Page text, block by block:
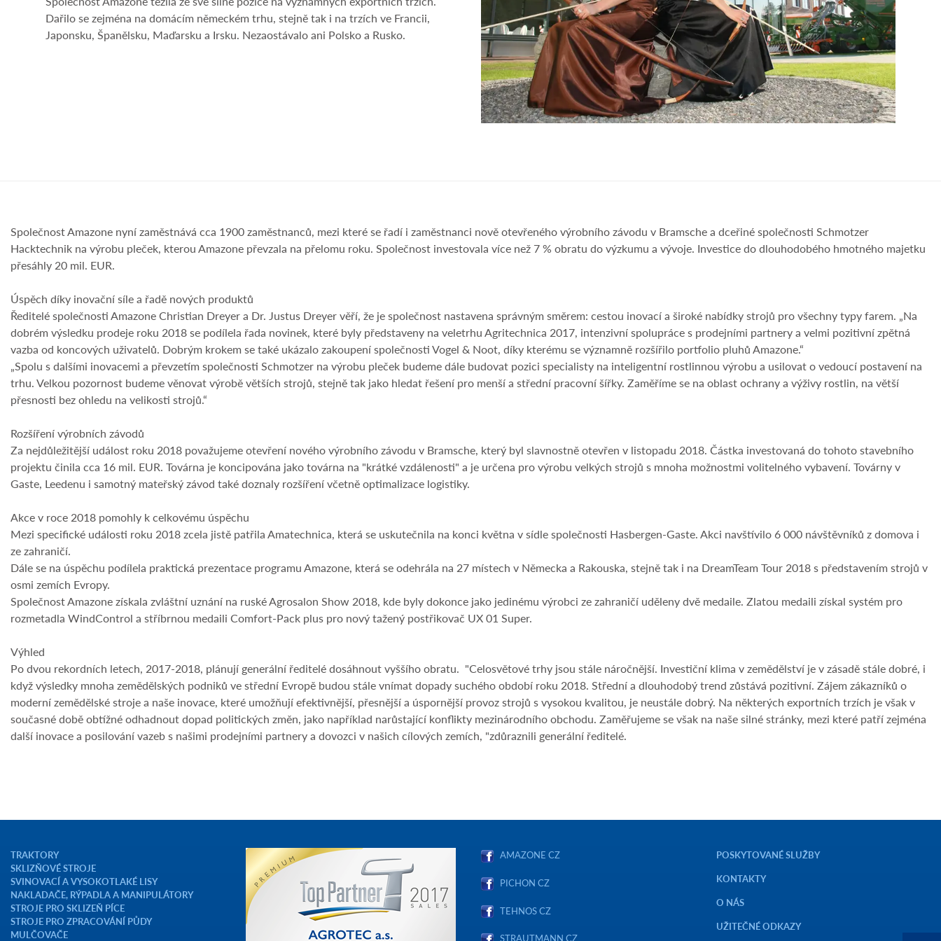
Dařilo se zejména na domácím německém trhu, stejně tak i na trzích ve Francii,
Japonsku, Španělsku, Maďarsku a Irsku. Nezaostávalo ani Polsko a Rusko.
Společnost Amazone nyní zaměstnává cca 1900 zaměstnanců, mezi které se řadí i zaměstnanci nově otevřeného výrobního závodu v Bramsche a dceřiné společnosti Schmotzer
Hacktechnik na výrobu pleček, kterou Amazone převzala na přelomu roku. Společnost investovala více než 7 % obratu do výzkumu a vývoje. Investice do dlouhodobého hmotného majetku
přesáhly 20 mil. EUR.
Úspěch díky inovační síle a řadě nových produktů
Ředitelé společnosti Amazone Christian Dreyer a Dr. Justus Dreyer věří, že je společnost nastavena správným směrem: cestou inovací a široké nabídky strojů pro všechny typy farem. „Na
dobrém výsledku prodeje roku 2018 se podílela řada novinek, které byly představeny na veletrhu Agritechnica 2017, intenzivní spolupráce s prodejními partnery a velmi pozitivní zpětná
vazba od koncových uživatelů. Dobrým krokem se také ukázalo zakoupení společnosti Vogel & Noot, díky kterému se významně rozšířilo portfolio pluhů Amazone.“
„Spolu s dalšími inovacemi a převzetím společnosti Schmotzer na výrobu pleček budeme dále budovat pozici specialisty na inteligentní rostlinnou výrobu a usilovat o vedoucí postavení na
trhu. Velkou pozornost budeme věnovat výrobě větších strojů, stejně tak jako hledat řešení pro menší a střední pracovní šířky. Zaměříme se na oblast ochrany a výživy rostlin, na větší
přesnosti bez ohledu na velikosti strojů.“
Rozšíření výrobních závodů
Za nejdůležitější událost roku 2018 považujeme otevření nového výrobního závodu v Bramsche, který byl slavnostně otevřen v listopadu 2018. Částka investovaná do tohoto stavebního
projektu činila cca 16 mil. EUR. Továrna je koncipována jako továrna na "krátké vzdálenosti" a je určena pro výrobu velkých strojů s mnoha možnostmi volitelného vybavení. Továrny v
Gaste, Leedenu i samotný mateřský závod také doznaly rozšíření včetně optimalizace logistiky.
Akce v roce 2018 pomohly k celkovému úspěchu
Mezi specifické události roku 2018 zcela jistě patřila Amatechnica, která se uskutečnila na konci května v sídle společnosti Hasbergen-Gaste. Akci navštívilo 6 000 návštěvníků z domova i
ze zahraničí.
Dále se na úspěchu podílela praktická prezentace programu Amazone, která se odehrála na 27 místech v Německa a Rakouska, stejně tak i na DreamTeam Tour 2018 s představením strojů v
osmi zemích Evropy.
Společnost Amazone získala zvláštní uznání na ruské Agrosalon Show 2018, kde byly dokonce jako jedinému výrobci ze zahraničí uděleny dvě medaile. Zlatou medaili získal systém pro
rozmetadla WindControl a stříbrnou medaili Comfort-Pack plus pro nový tažený postřikovač UX 01 Super.
Výhled
Po dvou rekordních letech, 2017-2018, plánují generální ředitelé dosáhnout vyššího obratu. "Celosvětové trhy jsou stále náročnější. Investiční klima v zemědělství je v zásadě stále dobré, i
když výsledky mnoha zemědělských podniků ve střední Evropě budou stále vnímat dopady suchého období roku 2018. Střední a dlouhodobý trend zůstává pozitivní. Zájem zákazníků o
moderní zemědělské stroje a naše inovace, které umožňují efektivnější, přesnější a úspornější provoz strojů s vysokou kvalitou, je neustále dobrý. Na některých exportních trzích je však v
současné době obtížné odhadnout dopad politických změn, jako například narůstající konflikty mezinárodního obchodu. Zaměřujeme se však na naše silné stránky, mezi které patří zejména
další inovace a posilování vazeb s našimi prodejními partnery a dovozci v našich cílových zemích, "zdůraznili generální ředitelé.
TRAKTORY
SKLIZŇOVÉ STROJE
SVINOVACÍ A VYSOKOTLAKÉ LISY
NAKLADAČE, RÝPADLA A MANIPULÁTORY
STROJE PRO SKLIZEŇ PÍCE
STROJE PRO ZPRACOVÁNÍ PŮDY
MULČOVAČE
AMAZONE CZ
PICHON CZ
TEHNOS CZ
STRAUTMANN.CZ
POSKYTOVANÉ SLUŽBY
KONTAKTY
O NÁS
UŽITEČNÉ ODKAZY